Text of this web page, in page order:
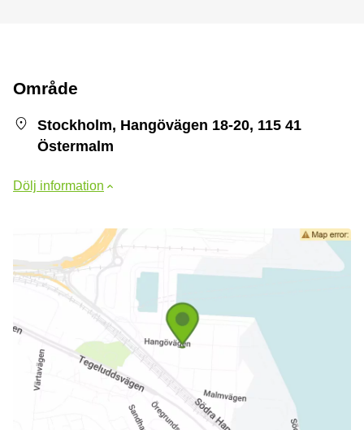
Område
Stockholm, Hangövägen 18-20, 115 41
Östermalm
Dölj information